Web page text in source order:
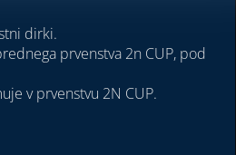
dirki.
prvenstva 2n CUP, pod
v prvenstvu 2N CUP.